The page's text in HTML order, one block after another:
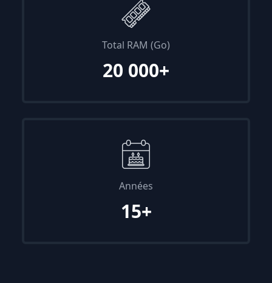
Total RAM (Go)
20 000+
Années
15+